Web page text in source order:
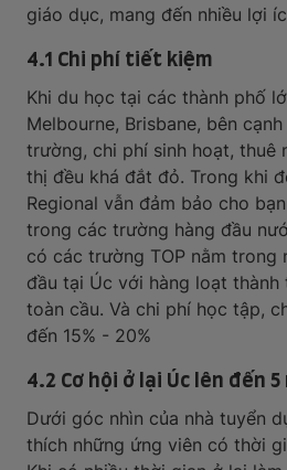
giáo dục, mang đến nhiều lợi
4.1 Chi phí tiết kiệm
Khi du học tại các thành phố
Melbourne, Brisbane, bên
trường, chi phí sinh hoạt, thuê
thị đều khá đắt đỏ. Trong khi
Regional vẫn đảm bảo cho
trong các trường hàng đầu
có các trường TOP nằm trong
đầu tại Úc với hàng loạt
toàn cầu. Và chi phí học tập,
đến 15% - 20%
4.2 Cơ hội ở lại Úc lên đến 5
Dưới góc nhìn của nhà tuyển
thích những ứng viên có thời